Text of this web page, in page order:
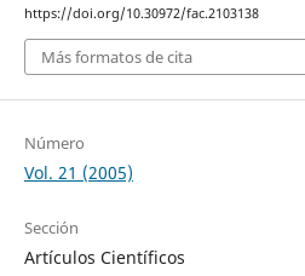
https://doi.org/10.30972/fac.2103138
Más formatos de cita
Número
Vol. 21 (2005)
Sección
Artículos Científicos